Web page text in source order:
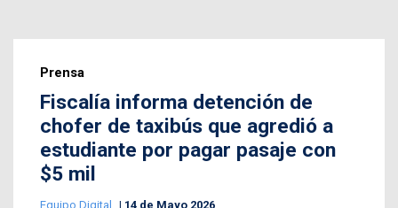
Prensa
Fiscalía informa detención de
chofer de taxibús que agredió a
estudiante por pagar pasaje con
$5 mil
Equipo Digital 14 de Mayo 2026